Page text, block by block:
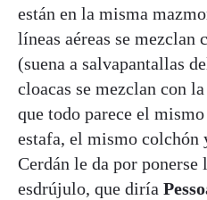
están en la misma
líneas aéreas se mezclan
(suena a salvapantallas
cloacas se mezclan con
que todo parece el
estafa, el mismo
Cerdán le da por
esdrújulo, que diría